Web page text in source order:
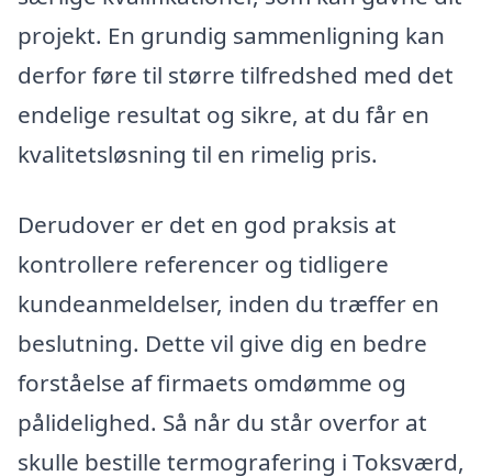
projekt. En grundig sammenligning kan
derfor føre til større tilfredshed med det
endelige resultat og sikre, at du får en
kvalitetsløsning til en rimelig pris.
Derudover er det en god praksis at
kontrollere referencer og tidligere
kundeanmeldelser, inden du træffer en
beslutning. Dette vil give dig en bedre
forståelse af firmaets omdømme og
pålidelighed. Så når du står overfor at
skulle bestille termografering i Toksværd,